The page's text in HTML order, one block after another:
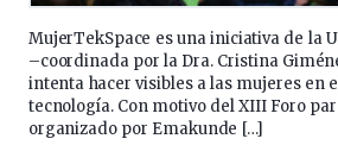
MujerTekSpace es una iniciativa de la
–coordinada por la Dra. Cristina
intenta hacer visibles a las mujeres en
tecnología. Con motivo del XIII Foro
organizado por Emakunde […]